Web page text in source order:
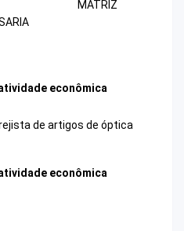
MATRIZ
econômica
de artigos de óptica
econômica